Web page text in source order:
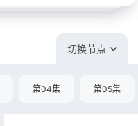
切换节点
第04集 第05集